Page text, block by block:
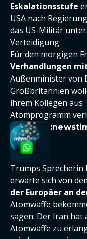
Eskalationsstufe
USA nach
das US-Militär
Verteidigung.
Für den morgigen
Verhandlungen
Außenminister von
Großbritannien
ihrem Kollegen aus
Atomprogramm
Trumps Sprecherin
erwarte sich von
der Europäer an
Atomwaffe
sagen: Der Iran hat
Atomwaffe zu